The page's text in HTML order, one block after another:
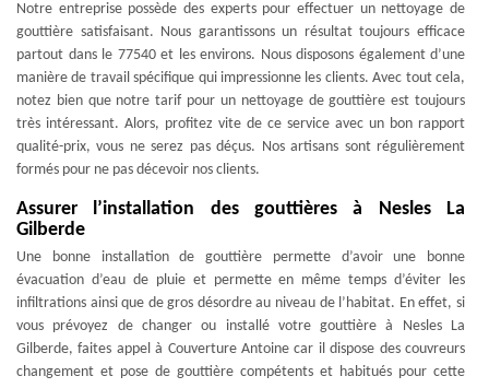
Notre entreprise possède des experts pour effectuer un nettoyage de
gouttière satisfaisant. Nous garantissons un résultat toujours efficace
partout dans le 77540 et les environs. Nous disposons également d’une
manière de travail spécifique qui impressionne les clients. Avec tout cela,
notez bien que notre tarif pour un nettoyage de gouttière est toujours
très intéressant. Alors, profitez vite de ce service avec un bon rapport
qualité-prix, vous ne serez pas déçus. Nos artisans sont régulièrement
formés pour ne pas décevoir nos clients.
Assurer l’installation des gouttières à Nesles La
Gilberde
Une bonne installation de gouttière permette d’avoir une bonne
évacuation d’eau de pluie et permette en même temps d’éviter les
infiltrations ainsi que de gros désordre au niveau de l’habitat. En effet, si
vous prévoyez de changer ou installé votre gouttière à Nesles La
Gilberde, faites appel à Couverture Antoine car il dispose des couvreurs
changement et pose de gouttière compétents et habitués pour cette